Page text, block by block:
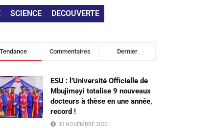
SCIENCE DECOUVERTE
Tendance Commentaires Dernier
ESU : l’Université Officielle de
Mbujimayi totalise 9 nouveaux
docteurs à thèse en une année,
record !
30 NOVEMBRE 2023